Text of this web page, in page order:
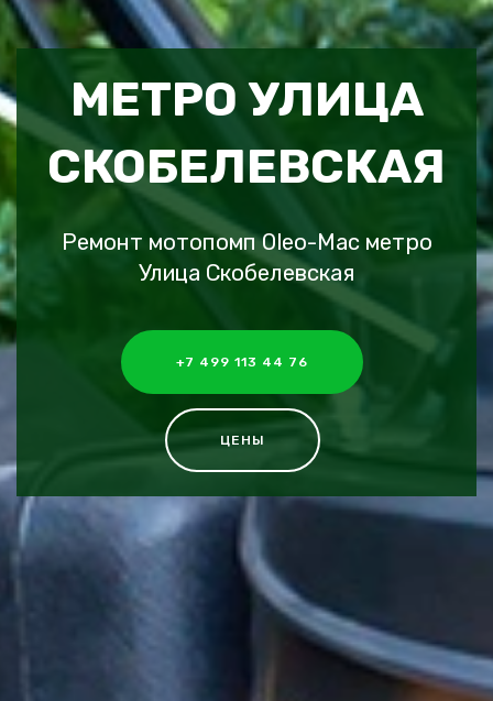
МЕТРО УЛИЦА
СКОБЕЛЕВСКАЯ
Ремонт мотопомп Oleo-Mac метро
Улица Скобелевская
+7 499 113 44 76
ЦЕНЫ